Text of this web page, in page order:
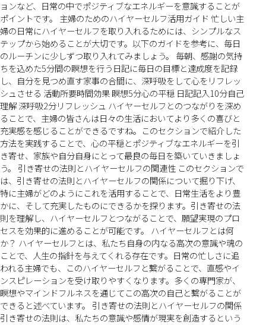
ョンなど、日常の中でポジティブなエネルギーを意識することが
ポイントです。 主婦のためのハイヤーセルフ活用ガイド 忙しい主
婦の日常にハイヤーセルフを取り入れるためには、シンプルなス
テップから始めることが大切です。以下のガイドを参考に、毎日
のルーチンに少しずつ取り入れてみましょう。 毎朝、感謝の気持
ちを込めた5分間の瞑想を行う日記に毎日の目標と達成度を記録
し、自分を見つめ直す家事の合間に、深呼吸をして心をリフレッ
シュさせる 活動所要時間効果 瞑想5分心の平穏 日記記入10分自己
理解 深呼吸2分リフレッシュ ハイヤーセルフとのつながりを深め
ることで、主婦の皆さんは日々の生活においてより多くの喜びと
充実感を感じることができるですね。このセクションで紹介した
方法を実践することで、心の平穏とポジティブなエネルギーを引
き寄せ、家族や自分自身にとって最良の毎日を築いていきましょ
う。 引き寄せの法則とハイヤーセルフの関連性 このセクションで
は、引き寄せの法則とハイヤーセルフの関係について掘り下げ、
特に主婦がどのようにこれを活用することで、日常生活をより豊
かに、そして充実したものにできるかを探ります。引き寄せの法
則を理解し、ハイヤーセルフとつながることで、願望実現のプロ
セスを効果的に進めることが可能です。 ハイヤーセルフとは何
か？ ハイヤーセルフとは、私たち自身の内なる高次の意識や魂の
ことで、人生の指針を与えてくれる存在です。日常の忙しさに追
われる主婦でも、このハイヤーセルフと繋がることで、直感やイ
ンスピレーションを受け取りやすくなります。多くの専門家が、
瞑想やマインドフルネスを通じてこの高次の自己と繋がることが
できると述べています。 引き寄せの法則とハイヤーセルフの関係
引き寄せの法則は、私たちの意識や感情が現実を創造するという